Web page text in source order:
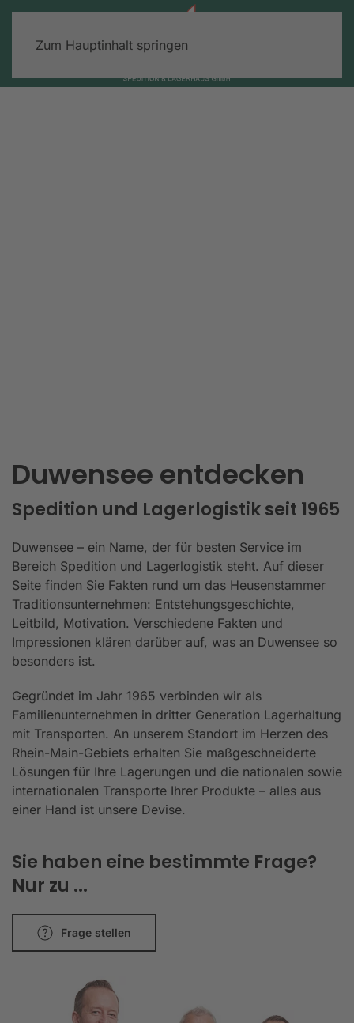
Zum Hauptinhalt springen
Duwensee entdecken
Spedition und Lagerlogistik seit 1965
Duwensee – ein Name, der für besten Service im
Bereich Spedition und Lagerlogistik steht. Auf dieser
Seite finden Sie Fakten rund um das Heusenstammer
Traditionsunternehmen: Entstehungsgeschichte,
Leitbild, Motivation. Verschiedene Fakten und
Impressionen klären darüber auf, was an Duwensee so
besonders ist.
Gegründet im Jahr 1965 verbinden wir als
Familienunternehmen in dritter Generation Lagerhaltung
mit Transporten. An unserem Standort im Herzen des
Rhein-Main-Gebiets erhalten Sie maßgeschneiderte
Lösungen für Ihre Lagerungen und die nationalen sowie
internationalen Transporte Ihrer Produkte – alles aus
einer Hand ist unsere Devise.
Sie haben eine bestimmte Frage?
Nur zu ...
Frage stellen